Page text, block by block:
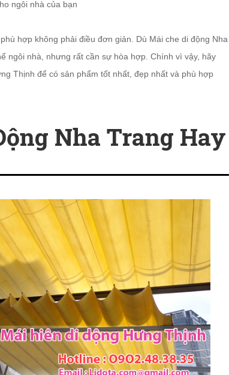
ngôi nhà của bạn
hợp không phải điều đơn giản. Dù Mái che di động Nha
ngôi nhà, nhưng rất cần sự hòa hợp. Chính vì vậy, hãy
Thịnh để có sản phẩm tốt nhất, đẹp nhất và phù hợp
Nha Trang Hay